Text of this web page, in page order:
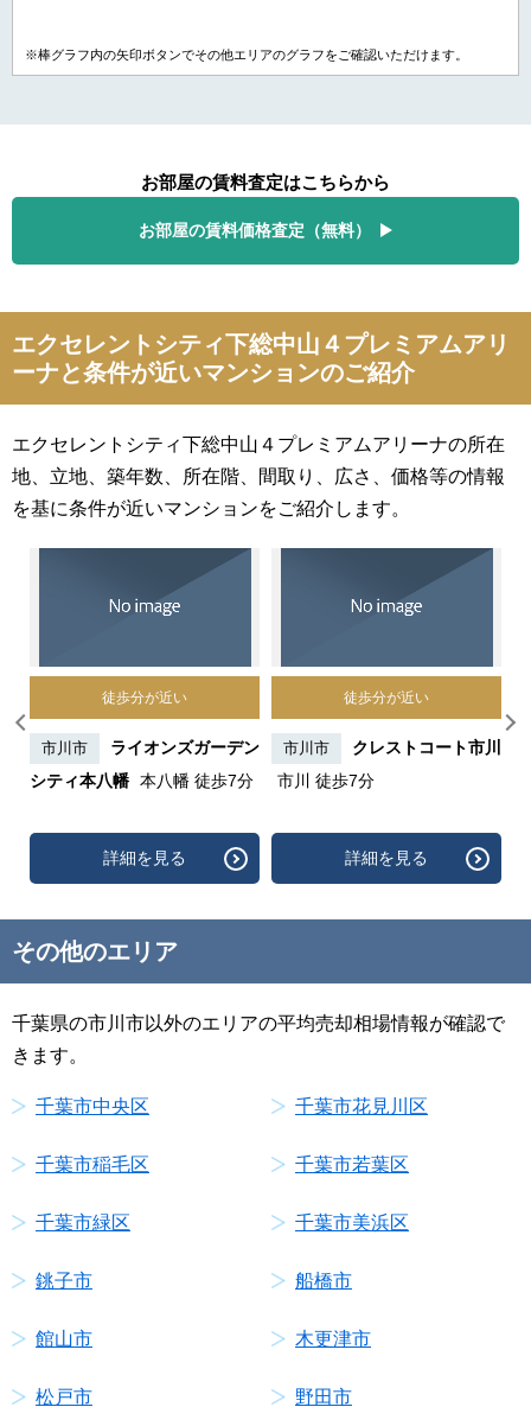
※棒グラフ内の矢印ボタンでその他エリアのグラフをご確認いただけます。
お部屋の賃料査定はこちらから
お部屋の賃料価格査定（無料）
エクセレントシティ下総中山４プレミアムアリ
ーナと条件が近いマンションのご紹介
エクセレントシティ下総中山４プレミアムアリーナの所在
地、立地、築年数、所在階、間取り、広さ、価格等の情報
を基に条件が近いマンションをご紹介します。
徒歩分が近い
市川市
ライオンズガーデン
シティ本八幡 本八幡 徒歩7分
詳細を見る
徒歩分が近い
市川市
クレストコート市川
市川 徒歩7分
詳細を見る
その他のエリア
千葉県の市川市以外のエリアの平均売却相場情報が確認で
きます。
千葉市中央区 千葉市花見川区
千葉市稲毛区 千葉市若葉区
千葉市緑区 千葉市美浜区
銚子市 船橋市
館山市 木更津市
松戸市 野田市